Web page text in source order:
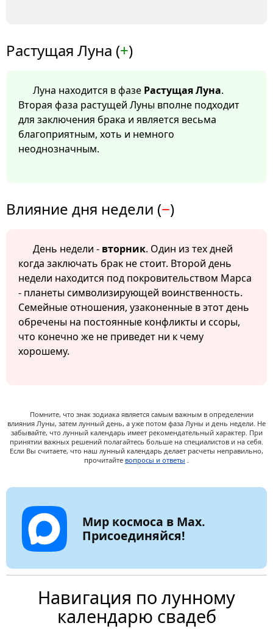
Растущая Луна (+)
Луна находится в фазе Растущая Луна.
Вторая фаза растущей Луны вполне подходит
для заключения брака и является весьма
благоприятным, хоть и немного
неоднозначным.
Влияние дня недели (−)
День недели - вторник. Один из тех дней
когда заключать брак не стоит. Второй день
недели находится под покровительством Марса
- планеты символизирующей воинственность.
Семейные отношения, узаконенные в этот день
обречены на постоянные конфликты и ссоры,
что конечно же не приведет ни к чему
хорошему.
Помните, что знак зодиака является самым важным в определении
влияния Луны, затем лунный день, а уже потом фаза Луны и день недели. Не
забывайте, что лунный календарь имеет рекомендательный характер. При
принятии важных решений полагайтесь больше на специалистов и на себя.
Если Вы считаете, что наш лунный календарь делает расчеты неправильно,
прочитайте вопросы и ответы .
Мир космоса в Max.
Присоединяйся!
Навигация по лунному
календарю свадеб